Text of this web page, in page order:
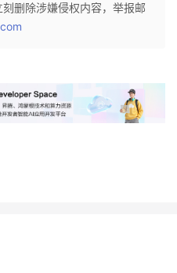
删除涉嫌侵权内容，举报邮